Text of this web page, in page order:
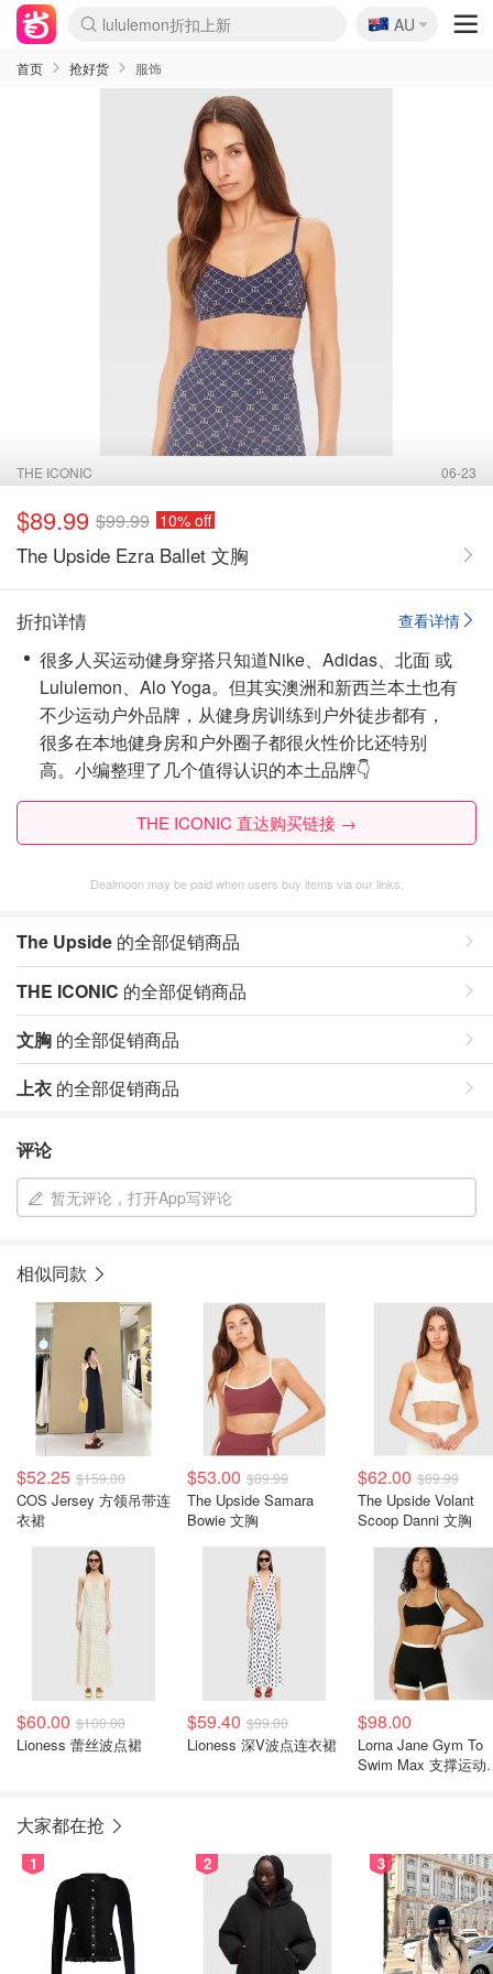
lululemon折扣上新
Sasa美妆护肤3.5折
SSENSE年中2.5折
FreshBeauty好价汇总
Cettire降价+叠9折
WWS Coles超市实拍
viagogo二手票捡漏
Myer超级周末
The Outnet奢牌1折起
David Jones 3折起
Flannels大牌1折
Perfumes Club护肤1折
AMIRO面罩$251
Amazon折扣汇总
eToro入金$200送$50
Amazon数码好物
ICONIC本周7.5折
ThedoubleF高奢地板价
Moose Knuckles 6折
丝芙兰5折起
EUFY摄像头$98
Selenichast首饰2折
Trip机票酒店促销
YSL送5件彩妆礼
Amazon家居好物
Amazon美妆护肤
雅漾大喷$8
过敏原检测盒$33
伊索独家赠50ml沐浴露
科颜氏高保湿面霜$29
SEALIFE海洋馆门票6折
丝塔芙大白罐$16
订阅Newsletter送香薰
Cult Beauty 6.8折
Harrods圣诞日历$525
LN-CC奢牌私促3折
d'Alba空姐喷雾$16
EVE LOM套装£56
Bernardelli独家4折
Adore Beauty 6折起
CT圣诞日历
Mytheresa奢品2.7折
Luxury Escapes 9折
Currentbody美容仪$881
MOON Garden Live
Roborock扫地机$649
Tingo Life水杯$24
Valentino官网5折
CR洗护套装$23
修丽可4件套$159
Myer彩妆2件7折
GANNI官网4.5折
Stylevana韩妆4折
Tessabit高奢8.5折
OGX洗发水$11
Amazon阿德莱德次日达
卡诗8.5折+赠礼
Philips Hue灯具8折
🇦🇺
AU
首页 抢好货 服饰
THE ICONIC 06-23
$89.99 $99.99 10% off
The Upside Ezra Ballet 文胸
查看详情
折扣详情
很多人买运动健身穿搭只知道Nike、Adidas、北面 或
Lululemon、Alo Yoga。但其实澳洲和新西兰本土也有
不少运动户外品牌，从健身房训练到户外徒步都有，
很多在本地健身房和户外圈子都很火性价比还特别
高。小编整理了几个值得认识的本土品牌👇
THE ICONIC 直达购买链接 →
Dealmoon may be paid when users buy items via our links.
The Upside 的全部促销商品
THE ICONIC 的全部促销商品
文胸 的全部促销商品
上衣 的全部促销商品
评论
暂无评论，打开App写评论
相似同款
$52.25 $159.00
COS Jersey 方领吊带连
衣裙
$53.00 $89.99
The Upside Samara
Bowie 文胸
$62.00 $89.99
The Upside Volant
Scoop Danni 文胸
$60.00 $100.00
Lioness 蕾丝波点裙
$59.40 $99.00
Lioness 深V波点连衣裙
$98.00
Lorna Jane Gym To
Swim Max 支撑运动
大家都在抢
1 2 3